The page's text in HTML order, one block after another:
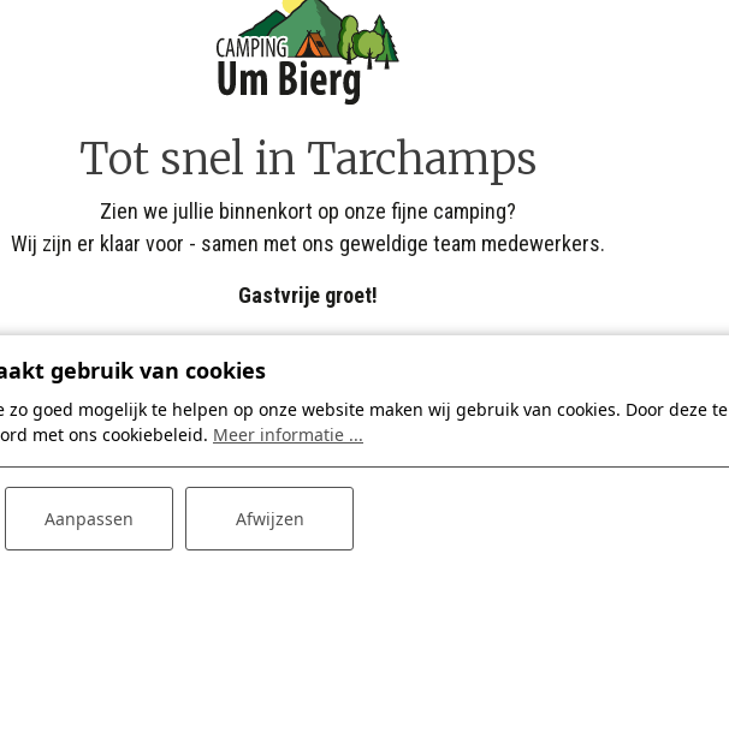
Tot snel in Tarchamps
Zien we jullie binnenkort op onze fijne camping?
Wij zijn er klaar voor - samen met ons geweldige team medewerkers.
Gastvrije groet!
Familie Leendertse
gebruik van cookies
zo goed mogelijk te helpen op onze website maken wij gebruik van cookies. Door deze te
met ons cookiebeleid. Meer informatie ...
Aanpassen Afwijzen